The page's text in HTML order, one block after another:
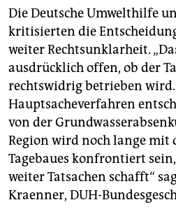
Die Deutsche Umwelthilfe
kritisierten die
weiter Rechtsunklarheit.
ausdrücklich offen, ob der
rechtswidrig betrieben
Hauptsacheverfahren
von der
Region wird noch lange mit
Tagebaues konfrontiert
weiter Tatsachen schafft“
Kraenner, DUH-